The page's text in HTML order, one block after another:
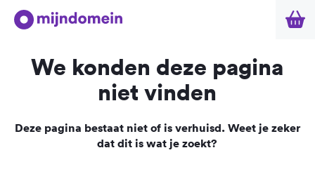
We konden deze pagina
niet vinden
Deze pagina bestaat niet of is verhuisd. Weet je zeker
dat dit is wat je zoekt?